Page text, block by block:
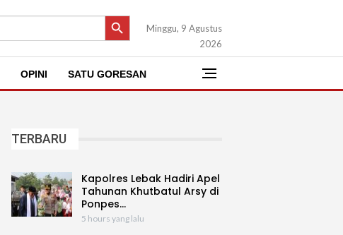
SEARCH BUTTON
Minggu, 9 Agustus
2026
OPINI SATU GORESAN
TERBARU
Kapolres Lebak Hadiri Apel
Tahunan Khutbatul Arsy di
Ponpes…
5 hours yang lalu